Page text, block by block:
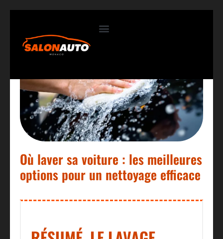
Où laver sa voiture : les meilleures
options pour un nettoyage efficace